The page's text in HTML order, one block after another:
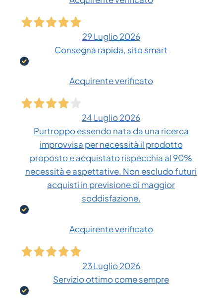
29 Luglio 2026
Consegna rapida, sito smart
Acquirente verificato
24 Luglio 2026
Purtroppo essendo nata da una ricerca
improvvisa per necessità il prodotto
proposto e acquistato rispecchia al 90%
necessità e aspettative. Non escludo futuri
acquisti in previsione di maggior
soddisfazione.
Acquirente verificato
23 Luglio 2026
Servizio ottimo come sempre